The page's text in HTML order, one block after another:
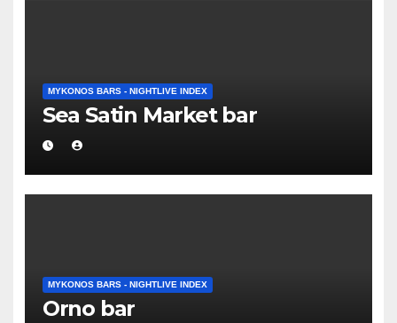
MYKONOS BARS - NIGHTLIVE INDEX
Sea Satin Market bar
MYKONOS BARS - NIGHTLIVE INDEX
Orno bar